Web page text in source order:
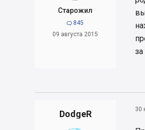
Старожил
 845
09 августа 2015
DodgeR 30